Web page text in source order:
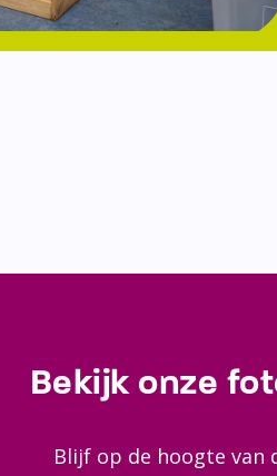
Bekijk onze
Blijf op de hoogte van